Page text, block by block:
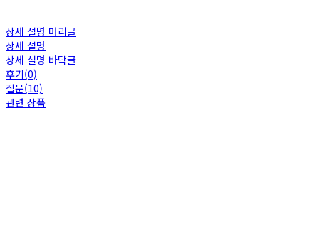
상세 설명 머리글
상세 설명
상세 설명 바닥글
후기(0)
질문(10)
관련 상품